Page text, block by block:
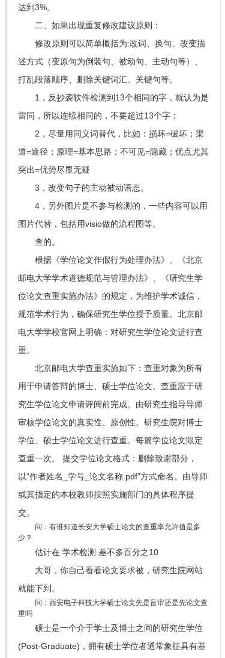
达到3%。
二、如果出现重复修改建议原则：
修改原则可以简单概括为:改词、换句、改变描
述方式（变原句为倒装句、被动句、主动句等）、
打乱段落顺序、删除关键词汇、关键句等。
1，反抄袭软件检测到13个相同的字，就认为是
雷同，所以连续相同的，不要超过13个字；
2，尽量用同义词替代，比如：损坏=破坏；渠
道=途径；原理=基本思路；不可见=隐藏；优点尤其
突出=优势尽显无疑
3，改变句子的主动被动语态。
4，另外图片是不参与检测的，一些内容可以用
图片代替，包括用visio做的流程图等。
查的。
根据《学位论文作假行为处理办法》、《北京
邮电大学学术道德规范与管理办法》、《研究生学
位论文查重实施办法》的规定，为维护学术诚信，
规范学术行为，确保研究生学位授予质量。北京邮
电大学学校官网上明确：对研究生学位论文进行查
重。
北京邮电大学查重实施如下：查重对象为所有
用于申请答辩的博士、硕士学位论文。查重应于研
究生学位论文申请评阅前完成。由研究生指导导师
审核学位论文的真实性、原创性。研究生院对博士
学位、硕士学位论文进行查重。每篇学位论文限定
查重一次。 提交学位论文格式：删除致谢部分，
以“作者姓名_学号_论文名称.pdf”方式命名。由导师
或其指定的本校教师按照实施部门的具体程序提
交。
问：有谁知道长安大学硕士论文的查重率允许值是多
少？
估计在 学术检测 差不多百分之10
大哥，你自己看看论文要求被，研究生院网站
就能下到。
问：西安电子科技大学硕士论文先是盲审还是先论文查
重吗
硕士是一个介于学士及博士之间的研究生学位
(Post-Graduate)，拥有硕士学位者通常象征具有基